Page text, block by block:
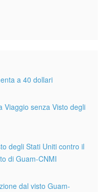
a 40 dollari
Viaggio senza Visto degli
degli Stati Uniti contro il
di Guam-CNMI
dal visto Guam-